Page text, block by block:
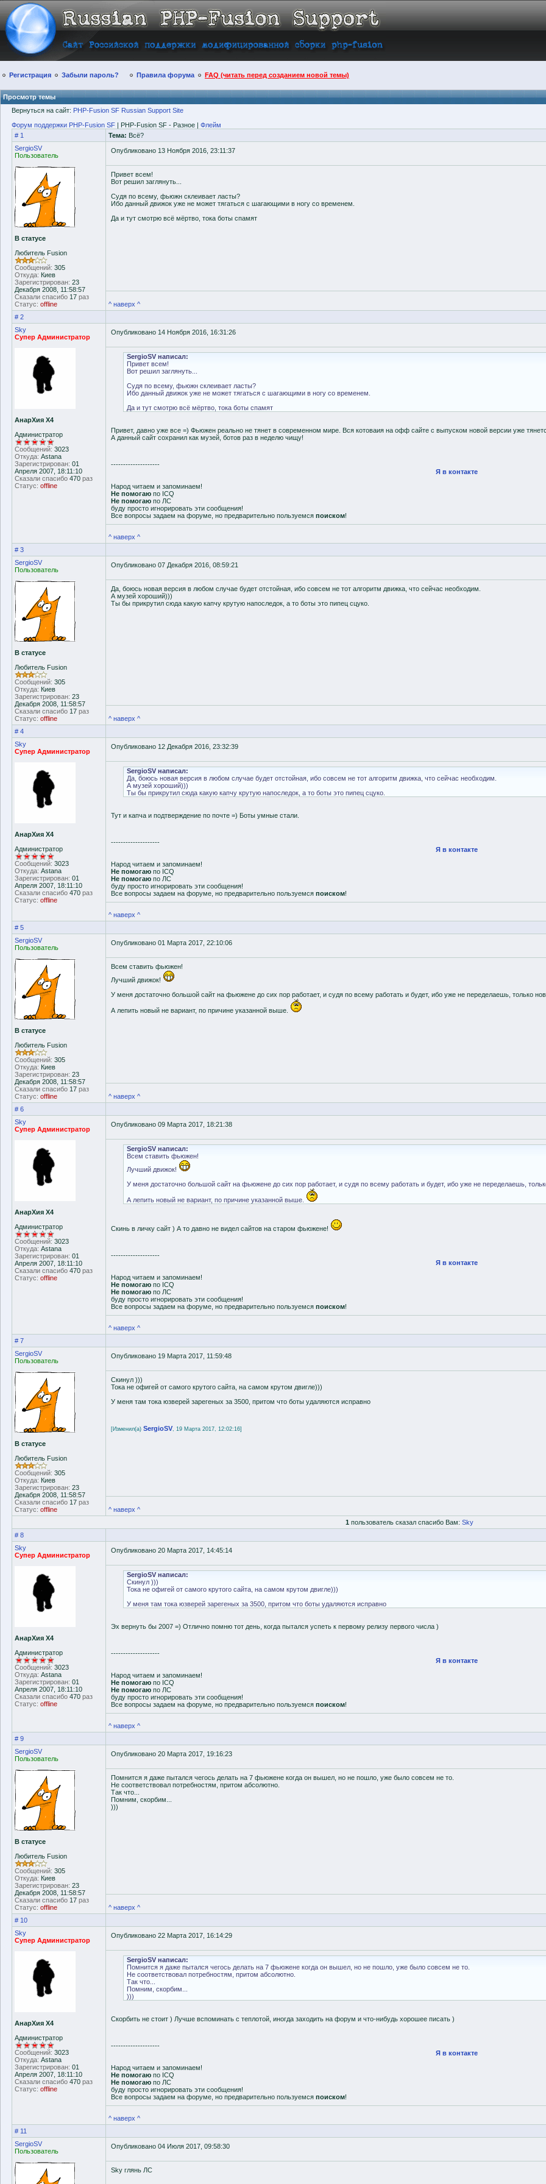
Регистрация Забыли пароль? Правила форума FAQ (читать перед созданием новой темы)
Просмотр темы
Вернуться на сайт: PHP-Fusion SF Russian Support Site
Форум поддержки PHP-Fusion SF| PHP-Fusion SF - Разное | Флейм
# 1
Тема: Всё?
SergioSV
Пользователь
В статусе
Любитель Fusion
Сообщений: 305
Откуда: Киев
Зарегистрирован: 23
Декабря 2008, 11:58:57
Сказали спасибо 17раз
Статус: offline
Опубликовано 13 Ноября 2016, 23:11:37
Привет всем!
Вот решил заглянуть...
Судя по всему, фьюжн склеивает ласты?
Ибо данный движок уже не может тягаться с шагающими в ногу со временем.
Да и тут смотрю всё мёртво, тока боты спамят
^ наверх ^
# 2
Sky
Супер Администратор
АнарХия Х4
Администратор
Сообщений: 3023
Откуда: Astana
Зарегистрирован: 01
Апреля 2007, 18:11:10
Сказали спасибо 470раз
Статус: offline
Опубликовано 14 Ноября 2016, 16:31:26
SergioSV написал:
Привет всем!
Вот решил заглянуть...
Судя по всему, фьюжн склеивает ласты?
Ибо данный движок уже не может тягаться с шагающими в ногу со временем.
Да и тут смотрю всё мёртво, тока боты спамят
Привет, давно уже все =) Фьюжен реально не тянет в современном мире. Вся котоваия на офф сайте с выпуском новой версии уже
А данный сайт сохранил как музей, ботов раз в неделю чищу!
--------------------
Я в контакте
Народ читаем и запоминаем!
Не помогаюпо ICQ
Не помогаюпо ЛС
буду просто игнорировать эти сообщения!
Все вопросы задаем на форуме, но предварительно пользуемся поиском!
^ наверх ^
# 3
SergioSV
Пользователь
В статусе
Любитель Fusion
Сообщений: 305
Откуда: Киев
Зарегистрирован: 23
Декабря 2008, 11:58:57
Сказали спасибо 17раз
Статус: offline
Опубликовано 07 Декабря 2016, 08:59:21
Да, боюсь новая версия в любом случае будет отстойная, ибо совсем не тот алгоритм движка, что сейчас необходим.
А музей хороший)))
Ты бы прикрутил сюда какую капчу крутую напоследок, а то боты это пипец сцуко.
^ наверх ^
# 4
Sky
Супер Администратор
АнарХия Х4
Администратор
Сообщений: 3023
Откуда: Astana
Зарегистрирован: 01
Апреля 2007, 18:11:10
Сказали спасибо 470раз
Статус: offline
Опубликовано 12 Декабря 2016, 23:32:39
SergioSV написал:
Да, боюсь новая версия в любом случае будет отстойная, ибо совсем не тот алгоритм движка, что сейчас необходим.
А музей хороший)))
Ты бы прикрутил сюда какую капчу крутую напоследок, а то боты это пипец сцуко.
Тут и капча и подтверждение по почте =) Боты умные стали.
--------------------
Я в контакте
Народ читаем и запоминаем!
Не помогаюпо ICQ
Не помогаюпо ЛС
буду просто игнорировать эти сообщения!
Все вопросы задаем на форуме, но предварительно пользуемся поиском!
^ наверх ^
# 5
SergioSV
Пользователь
В статусе
Любитель Fusion
Сообщений: 305
Откуда: Киев
Зарегистрирован: 23
Декабря 2008, 11:58:57
Сказали спасибо 17раз
Статус: offline
Опубликовано 01 Марта 2017, 22:10:06
Всем ставить фьюжен!
Лучший движок!
У меня достаточно большой сайт на фьюжене до сих пор работает, и судя по всему работать и будет, ибо уже не переделаешь, только
А лепить новый не вариант, по причине указанной выше.
^ наверх ^
# 6
Sky
Супер Администратор
АнарХия Х4
Администратор
Сообщений: 3023
Откуда: Astana
Зарегистрирован: 01
Апреля 2007, 18:11:10
Сказали спасибо 470раз
Статус: offline
Опубликовано 09 Марта 2017, 18:21:38
SergioSV написал:
Всем ставить фьюжен!
Лучший движок!
У меня достаточно большой сайт на фьюжене до сих пор работает, и судя по всему работать и будет, ибо уже не переделаешь,
А лепить новый не вариант, по причине указанной выше.
Скинь в личку сайт ) А то давно не видел сайтов на старом фьюжене!
--------------------
Я в контакте
Народ читаем и запоминаем!
Не помогаюпо ICQ
Не помогаюпо ЛС
буду просто игнорировать эти сообщения!
Все вопросы задаем на форуме, но предварительно пользуемся поиском!
^ наверх ^
# 7
SergioSV
Пользователь
В статусе
Любитель Fusion
Сообщений: 305
Откуда: Киев
Зарегистрирован: 23
Декабря 2008, 11:58:57
Сказали спасибо 17раз
Статус: offline
Опубликовано 19 Марта 2017, 11:59:48
Скинул )))
Тока не офигей от самого крутого сайта, на самом крутом двигле)))
У меня там тока юзверей зарегеных за 3500, притом что боты удаляются исправно
[Изменил(а) SergioSV, 19 Марта 2017, 12:02:16]
^ наверх ^
1 пользователь сказал спасибо Вам: Sky
# 8
Sky
Супер Администратор
АнарХия Х4
Администратор
Сообщений: 3023
Откуда: Astana
Зарегистрирован: 01
Апреля 2007, 18:11:10
Сказали спасибо 470раз
Статус: offline
Опубликовано 20 Марта 2017, 14:45:14
SergioSV написал:
Скинул )))
Тока не офигей от самого крутого сайта, на самом крутом двигле)))
У меня там тока юзверей зарегеных за 3500, притом что боты удаляются исправно
Эх вернуть бы 2007 =) Отлично помню тот день, когда пытался успеть к первому релизу первого числа )
--------------------
Я в контакте
Народ читаем и запоминаем!
Не помогаюпо ICQ
Не помогаюпо ЛС
буду просто игнорировать эти сообщения!
Все вопросы задаем на форуме, но предварительно пользуемся поиском!
^ наверх ^
# 9
SergioSV
Пользователь
В статусе
Любитель Fusion
Сообщений: 305
Откуда: Киев
Зарегистрирован: 23
Декабря 2008, 11:58:57
Сказали спасибо 17раз
Статус: offline
Опубликовано 20 Марта 2017, 19:16:23
Помнится я даже пытался чегось делать на 7 фьюжене когда он вышел, но не пошло, уже было совсем не то.
Не соответствовал потребностям, притом абсолютно.
Так что...
Помним, скорбим...
)))
^ наверх ^
# 10
Sky
Супер Администратор
АнарХия Х4
Администратор
Сообщений: 3023
Откуда: Astana
Зарегистрирован: 01
Апреля 2007, 18:11:10
Сказали спасибо 470раз
Статус: offline
Опубликовано 22 Марта 2017, 16:14:29
SergioSV написал:
Помнится я даже пытался чегось делать на 7 фьюжене когда он вышел, но не пошло, уже было совсем не то.
Не соответствовал потребностям, притом абсолютно.
Так что...
Помним, скорбим...
)))
Скорбить не стоит ) Лучше вспоминать с теплотой, иногда заходить на форум и что-нибудь хорошее писать )
--------------------
Я в контакте
Народ читаем и запоминаем!
Не помогаюпо ICQ
Не помогаюпо ЛС
буду просто игнорировать эти сообщения!
Все вопросы задаем на форуме, но предварительно пользуемся поиском!
^ наверх ^
# 11
SergioSV
Пользователь
Опубликовано 04 Июля 2017, 09:58:30
Sky глянь ЛС